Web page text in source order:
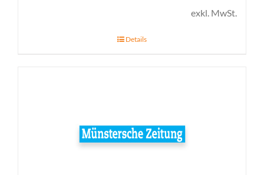
exkl. MwSt.
Details